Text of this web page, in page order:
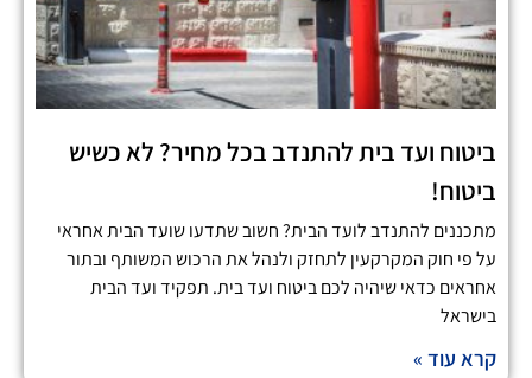
ביטוח ועד בית להתנדב בכל מחיר? לא כשיש
ביטוח!
מתכננים להתנדב לועד הבית? חשוב שתדעו שועד הבית אחראי
על פי חוק המקרקעין לתחזק ולנהל את הרכוש המשותף ובתור
אחראים כדאי שיהיה לכם ביטוח ועד בית. תפקיד ועד הבית
בישראל
קרא עוד »